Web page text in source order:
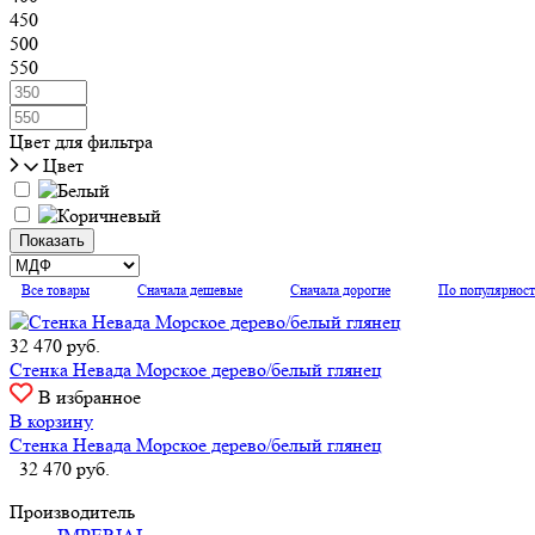
450
500
550
Цвет для фильтра
Цвет
Все товары Сначала дешевые Сначала дорогие По
32 470 руб.
Стенка Невада Морское дерево/белый глянец
В избранное
В корзину
Стенка Невада Морское дерево/белый глянец
32 470 руб.
Производитель